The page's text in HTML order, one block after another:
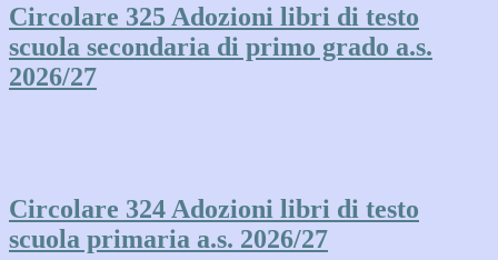
Circolare 325 Adozioni libri di testo
scuola secondaria di primo grado a.s.
2026/27
Circolare 324 Adozioni libri di testo
scuola primaria a.s. 2026/27